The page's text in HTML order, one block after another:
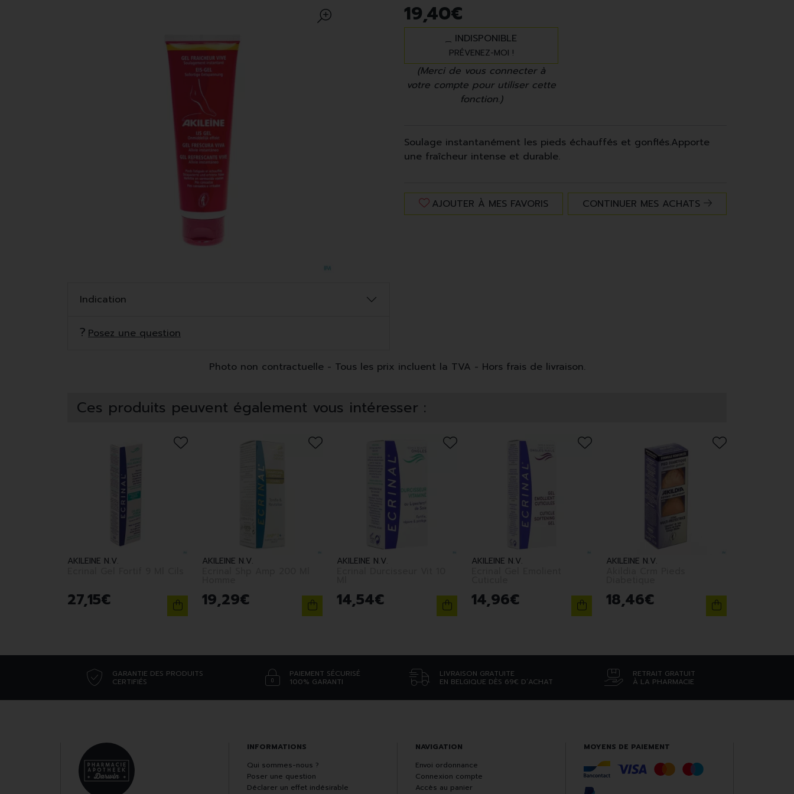
19,40€
INDISPONIBLE
PRÉVENEZ-MOI !
(Merci de vous connecter à
votre compte pour utiliser cette
fonction.)
Soulage instantanément les pieds échauffés et gonflés.Apporte
une fraîcheur intense et durable.
AJOUTER À MES FAVORIS CONTINUER MES ACHATS
Indication
Posez une question
Photo non contractuelle - Tous les prix incluent la TVA - Hors frais de livraison.
Ces produits peuvent également vous intéresser :
AKILEINE N.V.
27,15€
AKILEINE N.V.
19,29€
AKILEINE N.V.
14,54€
AKILEINE N.V.
14,96€
AKILEINE N.V.
18,46€
GARANTIE DES PRODUITS
CERTIFIÉS
PAIEMENT SÉCURISÉ
100% GARANTI
LIVRAISON GRATUITE
EN BELGIQUE DÈS 69€ D’ACHAT
RETRAIT GRATUIT
À LA PHARMACIE
INFORMATIONS
Qui sommes-nous ?
Poser une question
Déclarer un effet indésirable
NAVIGATION
Envoi ordonnance
Connexion compte
Accès au panier
MOYENS DE PAIEMENT